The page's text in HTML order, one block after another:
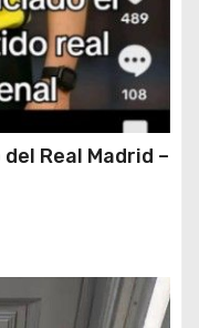
Real Madrid –